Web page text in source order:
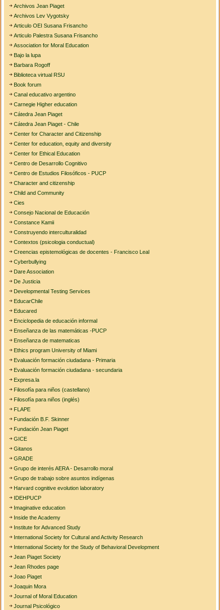
Archivos Jean Piaget
Archivos Lev Vygotsky
Articulo OEI Susana Frisancho
Articulo Palestra Susana Frisancho
Association for Moral Education
Bajo la lupa
Barbara Rogoff
Biblioteca virtual RSU
Book forum
Canal educativo argentino
Carnegie Higher education
Cátedra Jean Piaget
Cátedra Jean Piaget - Chile
Center for Character and Citizenship
Center for education, equity and diversity
Center for Ethical Education
Centro de Desarrollo Cognitivo
Centro de Estudios Filosóficos - PUCP
Character and citizenship
Child and Community
Cies
Consejo Nacional de Educación
Constance Kamii
Construyendo interculturalidad
Contextos (psicologia conductual)
Creencias epistemológicas de docentes - Francisco Leal
Cyberbullying
Dare Association
De Justicia
Developmental Testing Services
EducarChile
Educared
Enciclopedia de educación informal
Enseñanza de las matemáticas -PUCP
Enseñanza de matematicas
Ethics program University of Miami
Evaluación formación ciudadana - Primaria
Evaluación formación ciudadana - secundaria
Expresa.la
Filosofía para niños (castellano)
Filosofía para niños (inglés)
FLAPE
Fundación B.F. Skinner
Fundación Jean Piaget
GICE
Gitanos
GRADE
Grupo de interés AERA - Desarrollo moral
Grupo de trabajo sobre asuntos indígenas
Harvard cognitive evolution laboratory
IDEHPUCP
Imaginative education
Inside the Academy
Institute for Advanced Study
International Society for Cultural and Activity Research
International Society for the Study of Behavioral Development
Jean Piaget Society
Jean Rhodes page
Joao Piaget
Joaquin Mora
Journal of Moral Education
Journal Psicológico